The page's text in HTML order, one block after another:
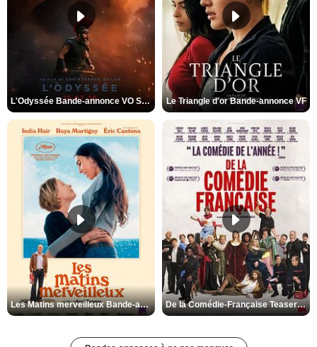
L'Odyssée Bande-annonce VO STFR Le Triangle d'or Bande-annonce VF
Les Matins merveilleux Bande-annonce VF De la Comédie-Française Teaser VF